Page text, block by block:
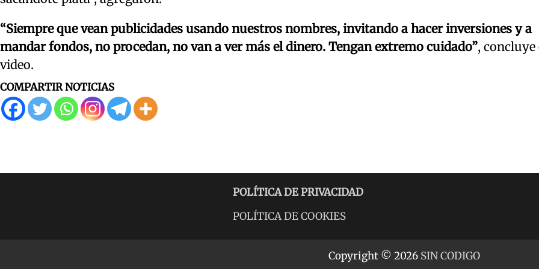
“Siempre que vean publicidades usando nuestros nombres, invitando a hacer inversiones y a
mandar fondos, no procedan, no van a ver más el dinero. Tengan extremo cuidado”, concluye
video.
COMPARTIR NOTICIAS
POLÍTICA DE PRIVACIDAD
POLÍTICA DE COOKIES
Copyright © 2026 SIN CODIGO